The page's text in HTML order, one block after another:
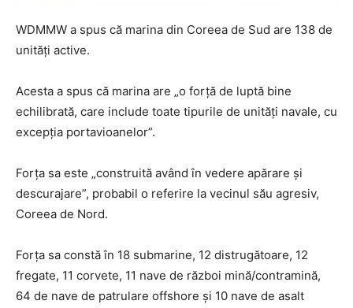
WDMMW a spus că marina din Coreea de Sud are 138 de
unități active.
Acesta a spus că marina are „o forță de luptă bine
echilibrată, care include toate tipurile de unități navale, cu
excepția portavioanelor”.
Forța sa este „construită având în vedere apărare și
descurajare”, probabil o referire la vecinul său agresiv,
Coreea de Nord.
Forța sa constă în 18 submarine, 12 distrugătoare, 12
fregate, 11 corvete, 11 nave de război mină/contramină,
64 de nave de patrulare offshore și 10 nave de asalt